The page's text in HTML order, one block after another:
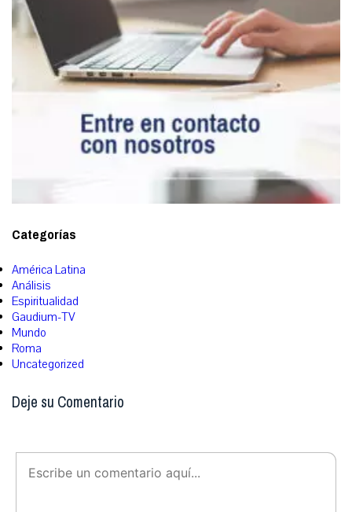
Categorías
América Latina
Análisis
Espiritualidad
Gaudium-TV
Mundo
Roma
Uncategorized
Deje su Comentario